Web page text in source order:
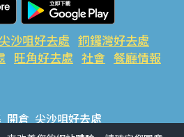
尖沙咀好去處 銅鑼灣好去處
旺角好去處 社會 餐廳情報
開倉 尖沙咀好去處